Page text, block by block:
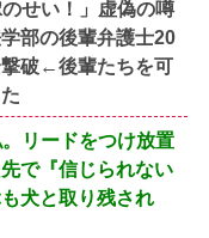
せい！」虚偽の噂
部の後輩弁護士20
撃破←後輩たちを可
リードをつけ放置
で『信じられない
犬と取り残され